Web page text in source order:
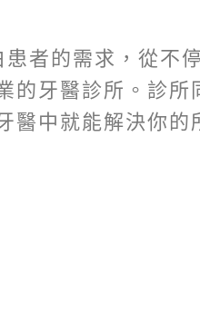
患者的需求，從不
的牙醫診所。診所
醫中就能解決你的